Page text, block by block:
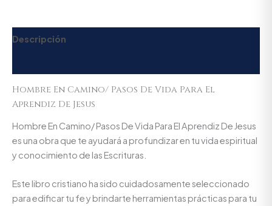
Descripción
Hombre En Camino/ Pasos De Vida Para El
Aprendiz De Jesus
Hombre En Camino/ Pasos De Vida Para El Aprendiz De Jesus
es una obra que te ayudará a profundizar en tu vida espiritual
y conocimiento de las Escrituras.
Este libro cristiano ha sido cuidadosamente seleccionado
para edificar tu fe y brindarte herramientas prácticas para tu